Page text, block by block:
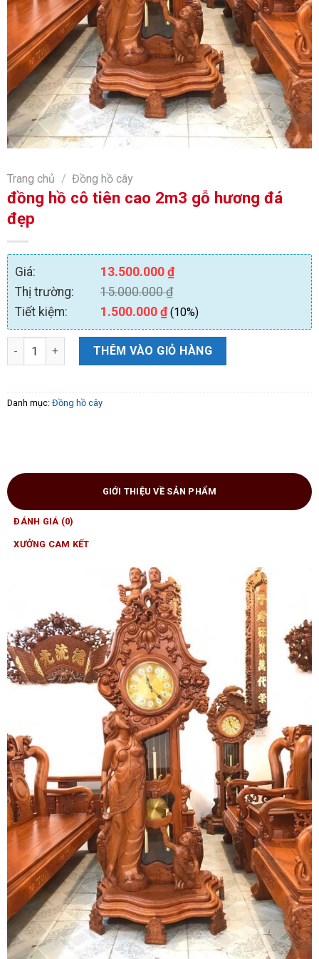
Trang chủ / Đồng hồ cây
đồng hồ cô tiên cao 2m3 gỗ hương đá
đẹp
Giá: 13.500.000 ₫
Thị trường:
15.000.000₫
Tiết kiệm:
1.500.000 ₫(10%)
đồng hồ cô tiên cao 2m3 gỗ hương đá đẹp số lượng
THÊM VÀO GIỎ HÀNG
Danh mục: Đồng hồ cây
GIỚI THIỆU VỀ SẢN PHẨM
ĐÁNH GIÁ (0)
XƯỞNG CAM KẾT